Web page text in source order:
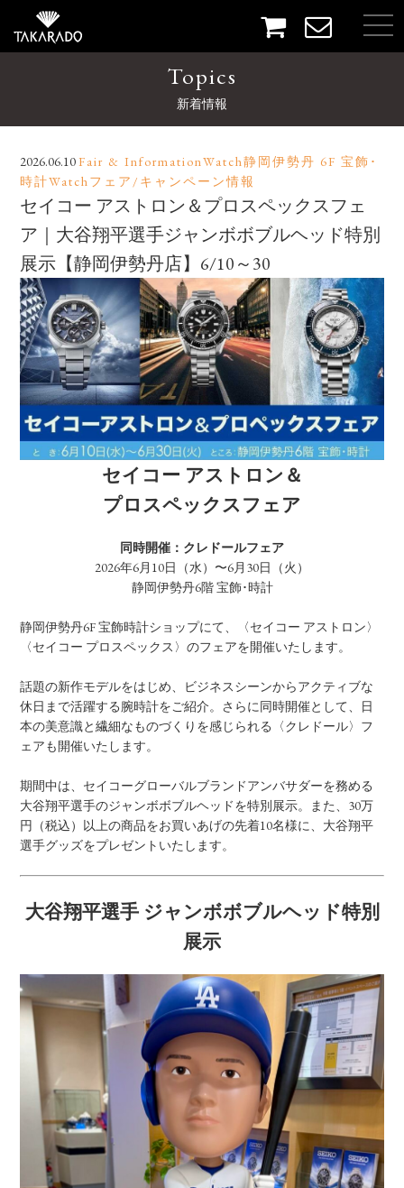
Topics
新着情報
2026.06.10Fair & InformationWatch静岡伊勢丹 6F 宝飾･
時計Watchフェア/キャンペーン情報
セイコー アストロン＆プロスペックスフェ
ア｜大谷翔平選手ジャンボボブルヘッド特別
展示【静岡伊勢丹店】6/10～30
セイコー アストロン＆
プロスペックスフェア
同時開催：クレドールフェア
2026年6月10日（水）〜6月30日（火）
静岡伊勢丹6階 宝飾･時計
静岡伊勢丹6F 宝飾時計ショップにて、〈セイコー アストロン〉
〈セイコー プロスペックス〉のフェアを開催いたします。
話題の新作モデルをはじめ、ビジネスシーンからアクティブな
休日まで活躍する腕時計をご紹介。さらに同時開催として、日
本の美意識と繊細なものづくりを感じられる〈クレドール〉フ
ェアも開催いたします。
期間中は、セイコーグローバルブランドアンバサダーを務める
大谷翔平選手のジャンボボブルヘッドを特別展示。また、30万
円（税込）以上の商品をお買いあげの先着10名様に、大谷翔平
選手グッズをプレゼントいたします。
大谷翔平選手 ジャンボボブルヘッド特別
展示